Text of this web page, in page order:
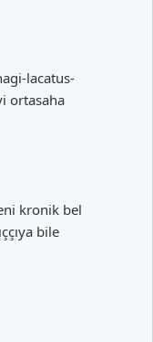
lacatus-
ortasaha
kronik bel
bile